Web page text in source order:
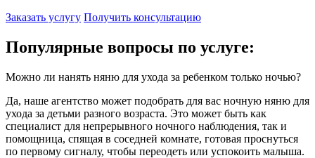
Заказать услугу Получить консультацию
Популярные вопросы по услуге:
Можно ли нанять няню для ухода за ребенком только ночью?
Да, наше агентство может подобрать для вас ночную няню для
ухода за детьми разного возраста. Это может быть как
специалист для непрерывного ночного наблюдения, так и
помощница, спящая в соседней комнате, готовая проснуться
по первому сигналу, чтобы переодеть или успокоить малыша.